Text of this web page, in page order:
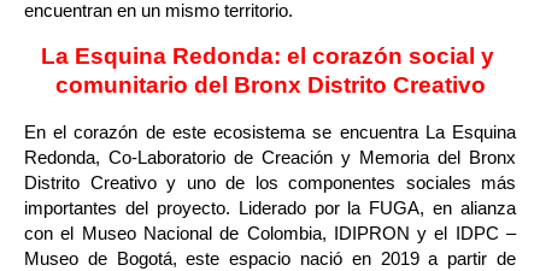
encuentran en un mismo territorio.
La Esquina Redonda: el corazón social y
comunitario del Bronx Distrito Creativo
En el corazón de este ecosistema se encuentra La Esquina
Redonda, Co-Laboratorio de Creación y Memoria del Bronx
Distrito Creativo y uno de los componentes sociales más
importantes del proyecto. Liderado por la FUGA, en alianza
con el Museo Nacional de Colombia, IDIPRON y el IDPC –
Museo de Bogotá, este espacio nació en 2019 a partir de